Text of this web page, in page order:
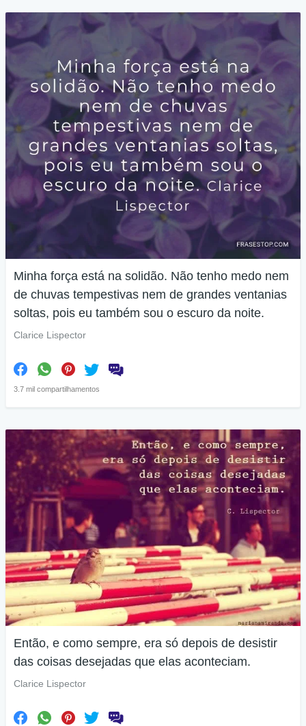
Minha força está na solidão. Não tenho medo nem
de chuvas tempestivas nem de grandes ventanias
soltas, pois eu também sou o escuro da noite.
Clarice Lispector
3.7 mil compartilhamentos
Então, e como sempre, era só depois de desistir
das coisas desejadas que elas aconteciam.
Clarice Lispector